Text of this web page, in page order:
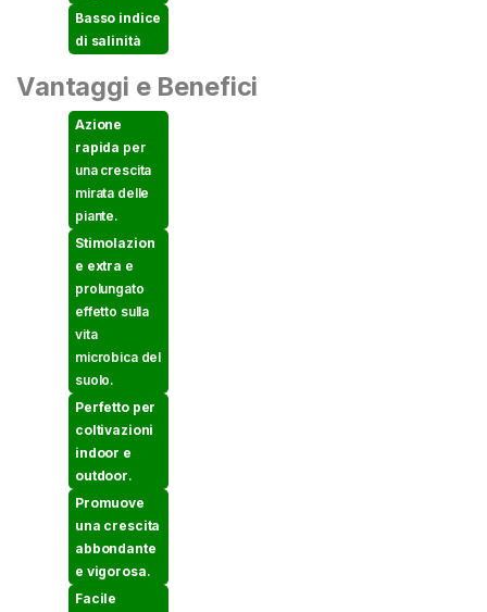
Basso indice
di salinità
Vantaggi e Benefici
Azione
rapida per
una crescita
mirata delle
piante.
Stimolazion
e extra e
prolungato
effetto sulla
vita
microbica del
suolo.
Perfetto per
coltivazioni
indoor e
outdoor.
Promuove
una crescita
abbondante
e vigorosa.
Facile